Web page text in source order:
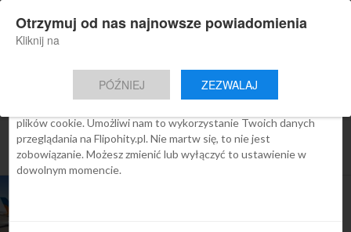
Nowa aplikacja Flipohity
Aktualne wiadomości, artykuły, TOP
Instalacja
All posts tagged "bezpłatny bilet na
expo"
Zgoda Szczegóły O cookies
Ta strona używa plików cookies
We Flipo robimy wszystko, aby pokazać Ci tylko te treści, które
plików cookie. Umożliwi nam to wykorzystanie Twoich danych
przeglądania na Flipohity.pl. Nie martw się, to nie jest
zobowiązanie. Możesz zmienić lub wyłączyć to ustawienie w
dowolnym momencie.
Otrzymuj od nas najnowsze powiadomienia
Kliknij na
PÓŹNIEJ ZEZWALAJ